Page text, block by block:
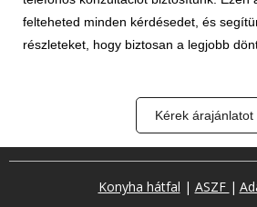
felteheted minden kérdésedet, és
részleteket, hogy biztosan a legjobb
Kérek árajánlatot
Konyha hátfal | ASZF |